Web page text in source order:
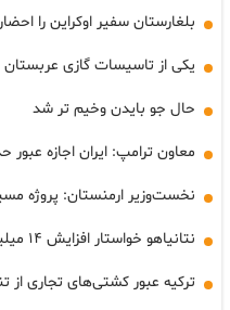
بلغارستان سفیر اوکراین را
یکی از تاسیسات گازی
حال جو بایدن وخیم تر شد
معاون ترامپ: ایران اجازه
نخست‌وزیر ارمنستان: پروژه
نتانیاهو خواستار افزایش ۱۴ میلیارد دلاری بودجه نظامی شد
ترکیه عبور کشتی‌های تجاری از